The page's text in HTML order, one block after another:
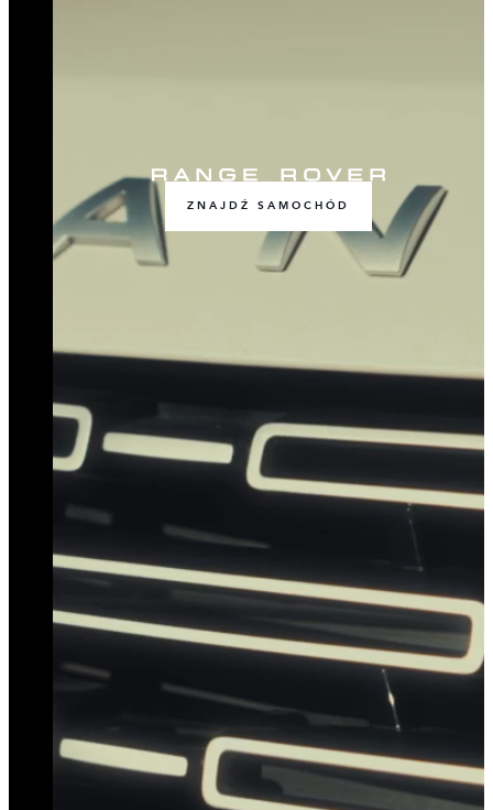
ZNAJDŹ SAMOCHÓD